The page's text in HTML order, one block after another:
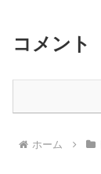
コメント
ホーム